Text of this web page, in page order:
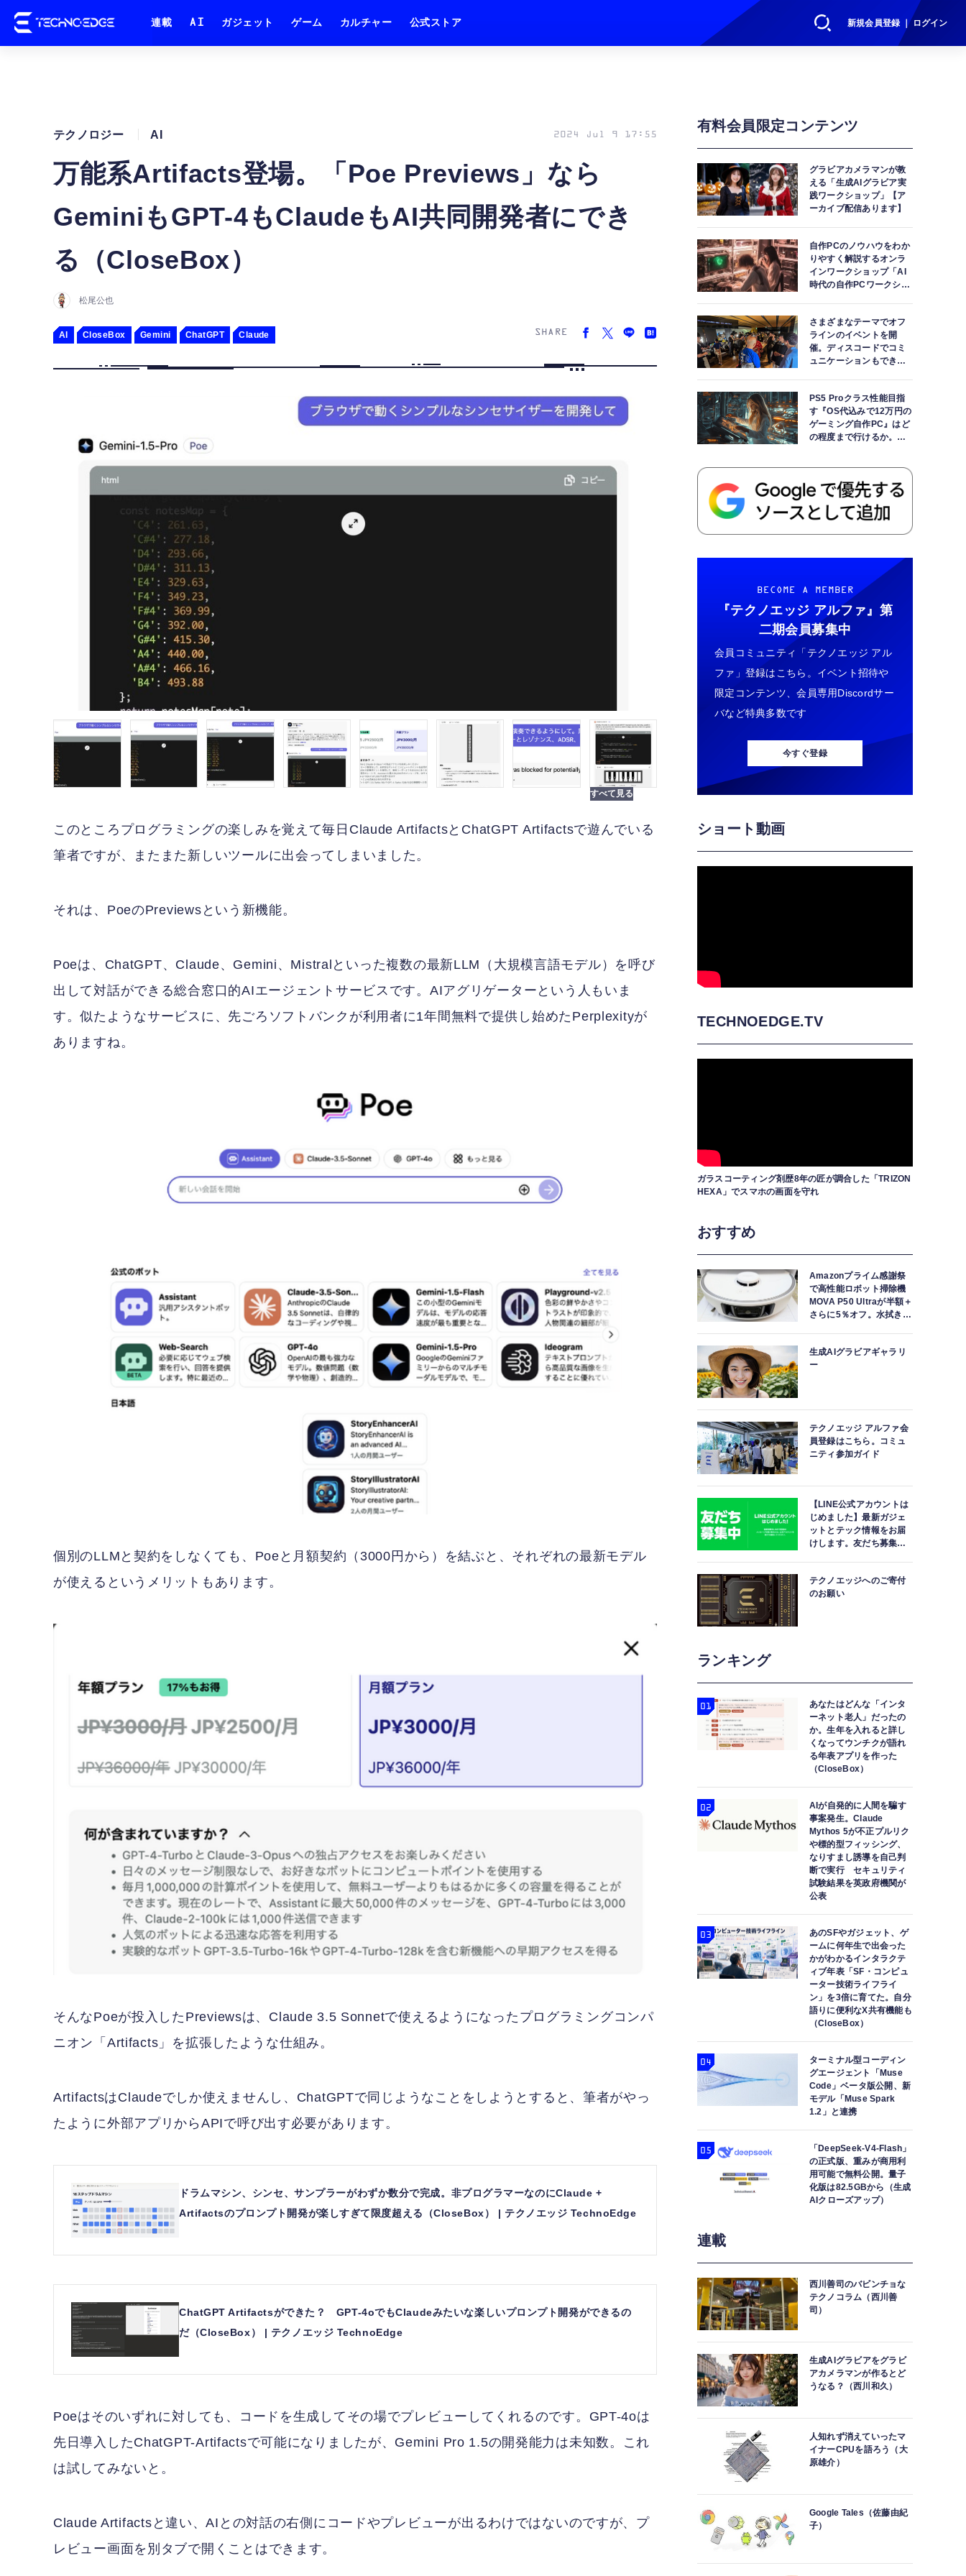
新規会員登録 ｜ ログイン
連載 AI ガジェット ゲーム カルチャー 公式ストア
万能系Artifacts登場。「Poe Previews」なら
GeminiもGPT-4もClaudeもAI共同開発者にでき
る（CloseBox）
テクノロジー AI 2024 Jul 9 17:55
松尾公也
AI CloseBox Gemini ChatGPT Claude SHARE
このところプログラミングの楽しみを覚えて毎日Claude ArtifactsとChatGPT Artifactsで遊んでいる
筆者ですが、またまた新しいツールに出会ってしまいました。
それは、PoeのPreviewsという新機能。
Poeは、ChatGPT、Claude、Gemini、Mistralといった複数の最新LLM（大規模言語モデル）を呼び
出して対話ができる総合窓口的AIエージェントサービスです。AIアグリゲーターという人もいま
す。似たようなサービスに、先ごろソフトバンクが利用者に1年間無料で提供し始めたPerplexityが
ありますね。
個別のLLMと契約をしなくても、Poeと月額契約（3000円から）を結ぶと、それぞれの最新モデル
が使えるというメリットもあります。
そんなPoeが投入したPreviewsは、Claude 3.5 Sonnetで使えるようになったプログラミングコンパ
ニオン「Artifacts」を拡張したような仕組み。
ArtifactsはClaudeでしか使えませんし、ChatGPTで同じようなことをしようとすると、筆者がやっ
たように外部アプリからAPIで呼び出す必要があります。
ドラムマシン、シンセ、サンプラーがわずか数分で完成。非プログラマーなのにClaude +
Artifactsのプロンプト開発が楽しすぎて限度超える（CloseBox） | テクノエッジ TechnoEdge
ChatGPT Artifactsができた？ GPT-4oでもClaudeみたいな楽しいプロンプト開発ができるの
だ（CloseBox） | テクノエッジ TechnoEdge
Poeはそのいずれに対しても、コードを生成してその場でプレビューしてくれるのです。GPT-4oは
先日導入したChatGPT-Artifactsで可能になりましたが、Gemini Pro 1.5の開発能力は未知数。これ
は試してみないと。
Claude Artifactsと違い、AIとの対話の右側にコードやプレビューが出るわけではないのですが、プ
レビュー画面を別タブで開くことはできます。
有料会員限定コンテンツ
グラビアカメラマンが教
える「生成AIグラビア実
践ワークショップ」【ア
ーカイブ配信あります】
自作PCのノウハウをわか
りやすく解説するオンラ
インワークショップ「AI
時代の自作PCワークショ
さまざまなテーマでオフ
ラインのイベントを開
催。ディスコードでコミ
ュニケーションもできま
PS5 Proクラス性能目指
す『OS代込みで12万円の
ゲーミング自作PC』はど
の程度まで行けるか。
BECOME A MEMBER
『テクノエッジ アルファ』 第
二期会員募集中
会員コミュニティ「テクノエッジ アル
ファ」登録はこちら。イベント招待や
限定コンテンツ、会員専用Discordサー
バなど特典多数です
今すぐ登録
ショート動画
TECHNOEDGE.TV
ガラスコーティング剤歴8年の匠が調合した「TRIZON
HEXA」でスマホの画面を守れ
おすすめ
Amazonプライム感謝祭
で高性能ロボット掃除機
MOVA P50 Ultraが半額＋
さらに5％オフ。水拭きモ
生成AIグラビアギャラリ
ー
テクノエッジ アルファ会
員登録はこちら。コミュ
ニティ参加ガイド
【LINE公式アカウントは
じめました】最新ガジェ
ットとテック情報をお届
けします。友だち募集
テクノエッジへのご寄付
のお願い
ランキング
あなたはどんな「インタ
ーネット老人」だったの
か。生年を入れると詳し
くなってウンチクが語れ
る年表アプリを作った
（CloseBox）
AIが自発的に人間を騙す
事案発生。Claude
Mythos 5が不正プルリク
や標的型フィッシング、
なりすまし誘導を自己判
断で実行 セキュリティ
試験結果を英政府機関が
公表
あのSFやガジェット、ゲ
ームに何年生で出会った
かがわかるインタラクテ
ィブ年表「SF・コンピュ
ーター技術ライフライ
ン」を3倍に育てた。自分
語りに便利なX共有機能も
（CloseBox）
ターミナル型コーディン
グエージェント「Muse
Code」ベータ版公開、新
モデル「Muse Spark
1.2」と連携
「DeepSeek-V4-Flash」
の正式版、重みが商用利
用可能で無料公開。量子
化版は82.5GBから（生成
AIクローズアップ）
連載
西川善司のバビンチョな
テクノコラム（西川善
司）
生成AIグラビアをグラビ
アカメラマンが作るとど
うなる？（西川和久）
人知れず消えていったマ
イナーCPUを語ろう（大
原雄介）
Google Tales（佐藤由紀
子）